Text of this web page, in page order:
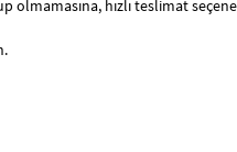
hızlı teslimat